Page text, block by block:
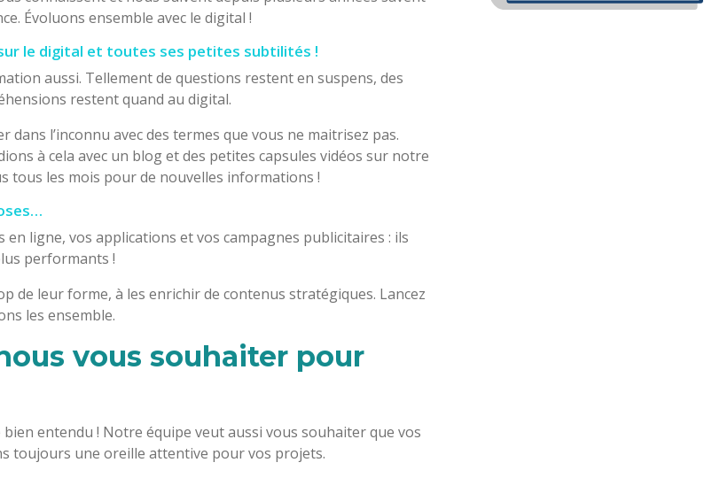
Évoluons ensemble avec le digital !
le digital et toutes ses petites subtilités !
aussi. Tellement de questions restent en suspens, des
restent quand au digital.
dans l’inconnu avec des termes que vous ne maitrisez pas.
à cela avec un blog et des petites capsules vidéos sur notre
tous les mois pour de nouvelles informations !
ligne, vos applications et vos campagnes publicitaires : ils
performants !
de leur forme, à les enrichir de contenus stratégiques. Lancez
les ensemble.
vous souhaiter pour
entendu ! Notre équipe veut aussi vous souhaiter que vos
toujours une oreille attentive pour vos projets.